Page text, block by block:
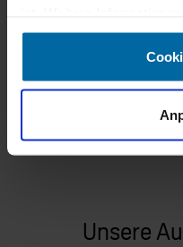
Erläuterungen und
p. a., 1,99 %
Gesamtlaufzeit,
Unsere